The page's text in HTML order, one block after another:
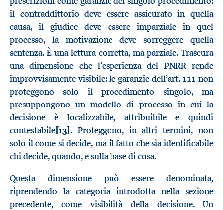
il contraddittorio deve essere assicurato in quella
causa, il giudice deve essere imparziale in quel
processo, la motivazione deve sorreggere quella
sentenza. È una lettura corretta, ma parziale. Trascura
una dimensione che l’esperienza del PNRR rende
improvvisamente visibile: le garanzie dell’art. 111 non
proteggono solo il procedimento singolo, ma
presuppongono un modello di processo in cui la
decisione è localizzabile, attribuibile e quindi
contestabile[13]. Proteggono, in altri termini, non
solo il come si decide, ma il fatto che sia identificabile
chi decide, quando, e sulla base di cosa.
Questa dimensione può essere denominata,
riprendendo la categoria introdotta nella sezione
precedente, come visibilità della decisione. Un